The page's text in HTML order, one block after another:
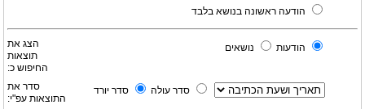
הודעה ראשונה בנושא בלבד
הצג את
תוצאות
החיפוש כ:
הודעות נושאים
סדר את
התוצאות עפ"י:
סדר עולה סדר יורד